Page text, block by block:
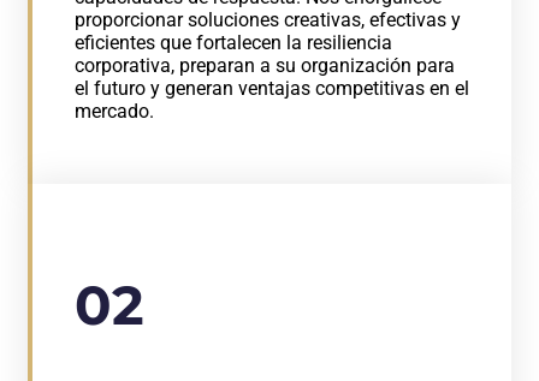
proporcionar soluciones creativas, efectivas y
eficientes que fortalecen la resiliencia
corporativa, preparan a su organización para
el futuro y generan ventajas competitivas en el
mercado.
02